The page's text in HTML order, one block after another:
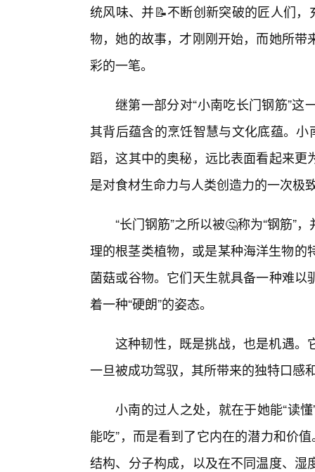
统风味、并📝不断创新突破的匠人们
物，她的故事，才刚刚开始，而她所
彩的一笔。
继第一部分对“小南吃长门钢筋”
其背后蕴含的烹饪智慧与文化底蕴。
蹈，这其中的奥秘，远比表面看起来
是对食材生命力与人类创造力的一次极
“长门钢筋”之所以被🤔称为“钢筋”
理的根茎类植物，或是某种海洋生物
菌菇或谷物。它们天生就具备一种难
着一种“硬朗”的姿态。
这种韧性，既是挑战，也是机遇。
一旦被成功驾驭，其所带来的独特口感
小南的过人之处，就在于她能“读
能吃”，而是看到了它内在的潜力和价
结构、分子构成，以及在不同温度、